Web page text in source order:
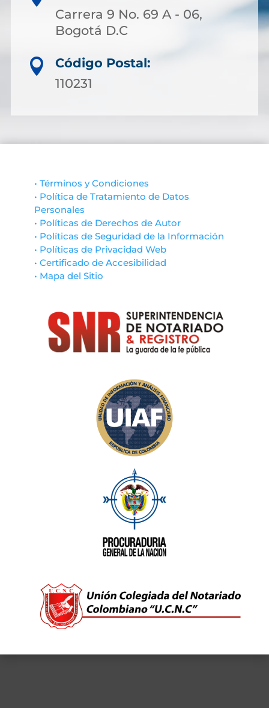
Carrera 9 No. 69 A - 06,
Bogotá D.C

Código Postal:
110231
• Términos y Condiciones
• Política de Tratamiento de Datos
Personales
• Políticas de Derechos de Autor
• Políticas de Seguridad de la Información
• Políticas de Privacidad Web
• Certificado de Accesibilidad
• Mapa del Sitio